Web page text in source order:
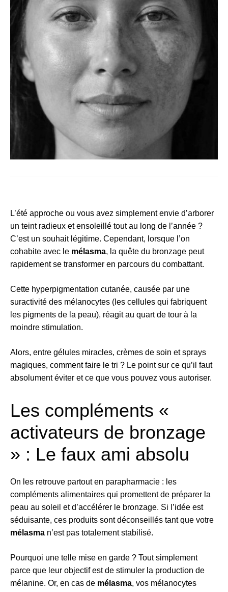
L’été approche ou vous avez simplement envie d’arborer
un teint radieux et ensoleillé tout au long de l’année ?
C’est un souhait légitime. Cependant, lorsque l’on
cohabite avec le mélasma, la quête du bronzage peut
rapidement se transformer en parcours du combattant.
Cette hyperpigmentation cutanée, causée par une
suractivité des mélanocytes (les cellules qui fabriquent
les pigments de la peau), réagit au quart de tour à la
moindre stimulation.
Alors, entre gélules miracles, crèmes de soin et sprays
magiques, comment faire le tri ? Le point sur ce qu’il faut
absolument éviter et ce que vous pouvez vous autoriser.
Les compléments «
activateurs de bronzage
» : Le faux ami absolu
On les retrouve partout en parapharmacie : les
compléments alimentaires qui promettent de préparer la
peau au soleil et d’accélérer le bronzage. Si l’idée est
séduisante, ces produits sont déconseillés tant que votre
mélasma n’est pas totalement stabilisé.
Pourquoi une telle mise en garde ? Tout simplement
parce que leur objectif est de stimuler la production de
mélanine. Or, en cas de mélasma, vos mélanocytes